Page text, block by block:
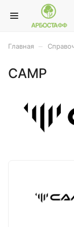
Главная
CAMP